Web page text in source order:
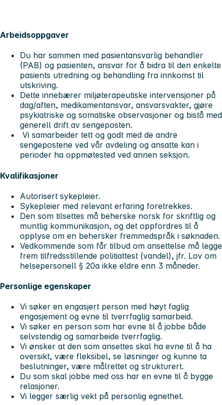
Arbeidsoppgaver
Du har sammen med pasientansvarlig behandler
(PAB) og pasienten, ansvar for å bidra til den enkelte
pasients utredning og behandling fra innkomst til
utskriving.
Dette innebærer miljøterapeutiske intervensjoner på
dag/aften, medikamentansvar, ansvarsvakter, gjøre
psykiatriske og somatiske observasjoner og bistå med
generell drift av sengeposten.
Vi samarbeider tett og godt med de andre
sengepostene ved vår avdeling og ansatte kan i
perioder ha oppmøtested ved annen seksjon.
Kvalifikasjoner
Autorisert sykepleier.
Sykepleier med relevant erfaring foretrekkes.
Den som tilsettes må beherske norsk for skriftlig og
muntlig kommunikasjon, og det oppfordres til å
opplyse om en behersker fremmedspråk i søknaden.
Vedkommende som får tilbud om ansettelse må legge
frem tilfredsstillende politiattest (vandel), jfr. Lov om
helsepersonell § 20a ikke eldre enn 3 måneder.
Personlige egenskaper
Vi søker en engasjert person med høyt faglig
engasjement og evne til tverrfaglig samarbeid.
Vi søker en person som har evne til å jobbe både
selvstendig og samarbeide tverrfaglig.
Vi ønsker at den som ansettes skal ha evne til å ha
oversikt, være fleksibel, se løsninger og kunne ta
beslutninger, være målrettet og strukturert.
Du som skal jobbe med oss har en evne til å bygge
relasjoner.
Vi legger særlig vekt på personlig egnethet.